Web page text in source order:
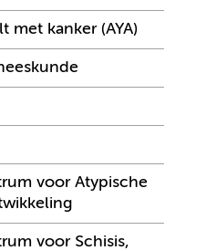
met kanker (AYA)
voor Atypische
voor Schisis,